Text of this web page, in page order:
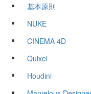
基本原則
NUKE
CINEMA 4D
Quixel
Houdini